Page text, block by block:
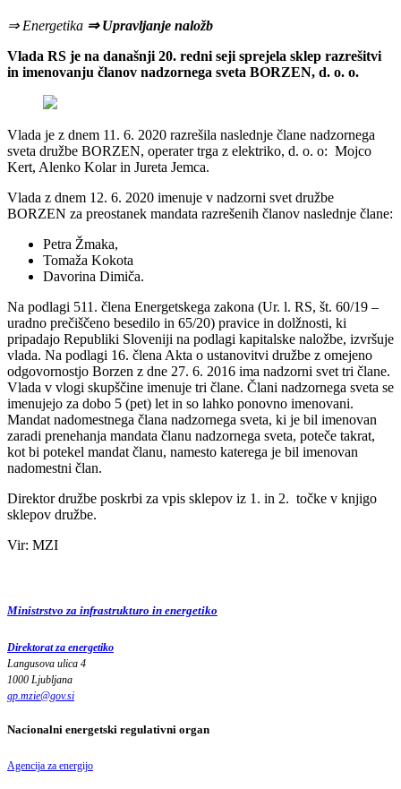
⇒ Energetika ⇒ Upravljanje naložb
Vlada RS je na današnji 20. redni seji sprejela sklep razrešitvi
in imenovanju članov nadzornega sveta BORZEN, d. o. o.
Vlada je z dnem 11. 6. 2020 razrešila naslednje člane nadzornega
sveta družbe BORZEN, operater trga z elektriko, d. o. o: Mojco
Kert, Alenko Kolar in Jureta Jemca.
Vlada z dnem 12. 6. 2020 imenuje v nadzorni svet družbe
BORZEN za preostanek mandata razrešenih članov naslednje člane:
Petra Žmaka,
Tomaža Kokota
Davorina Dimiča.
Na podlagi 511. člena Energetskega zakona (Ur. l. RS, št. 60/19 –
uradno prečiščeno besedilo in 65/20) pravice in dolžnosti, ki
pripadajo Republiki Sloveniji na podlagi kapitalske naložbe, izvršuje
vlada. Na podlagi 16. člena Akta o ustanovitvi družbe z omejeno
odgovornostjo Borzen z dne 27. 6. 2016 ima nadzorni svet tri člane.
Vlada v vlogi skupščine imenuje tri člane. Člani nadzornega sveta se
imenujejo za dobo 5 (pet) let in so lahko ponovno imenovani.
Mandat nadomestnega člana nadzornega sveta, ki je bil imenovan
zaradi prenehanja mandata članu nadzornega sveta, poteče takrat,
kot bi potekel mandat članu, namesto katerega je bil imenovan
nadomestni član.
Direktor družbe poskrbi za vpis sklepov iz 1. in 2. točke v knjigo
sklepov družbe.
Vir: MZI
Ministrstvo za infrastrukturo in energetiko
Direktorat za energetiko
Langusova ulica 4
1000 Ljubljana
gp.mzie@gov.si
Nacionalni energetski regulativni organ
Agencija za energijo